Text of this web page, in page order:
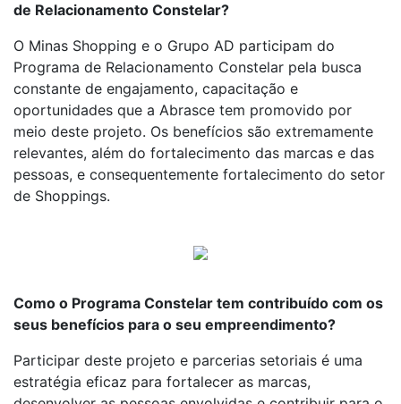
de Relacionamento Constelar?
O Minas Shopping e o Grupo AD participam do
Programa de Relacionamento Constelar pela busca
constante de engajamento, capacitação e
oportunidades que a Abrasce tem promovido por
meio deste projeto. Os benefícios são extremamente
relevantes, além do fortalecimento das marcas e das
pessoas, e consequentemente fortalecimento do setor
de Shoppings.
Como o Programa Constelar tem contribuído com os
seus benefícios para o seu empreendimento?
Participar deste projeto e parcerias setoriais é uma
estratégia eficaz para fortalecer as marcas,